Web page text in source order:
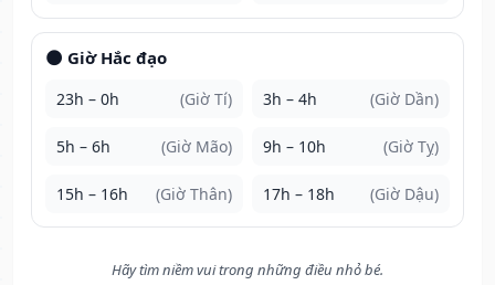
🌑 Giờ Hắc đạo
23h – 0h (Giờ Tí) 3h – 4h (Giờ Dần)
5h – 6h (Giờ Mão) 9h – 10h (Giờ Tỵ)
15h – 16h (Giờ Thân) 17h – 18h (Giờ Dậu)
Hãy tìm niềm vui trong những điều nhỏ bé.